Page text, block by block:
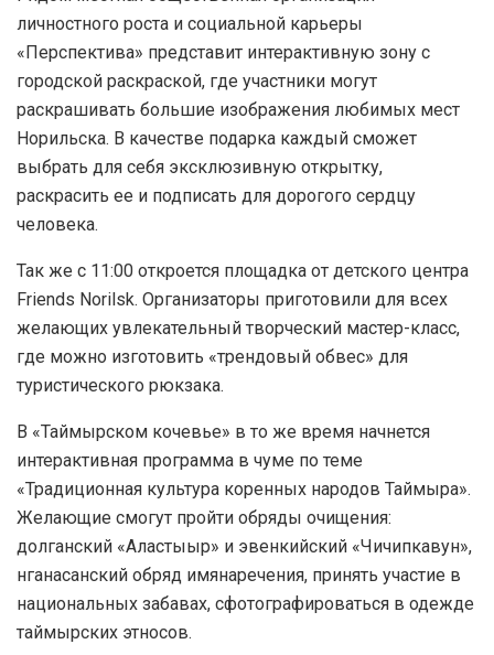
личностного роста и социальной карьеры
«Перспектива» представит интерактивную зону с
городской раскраской, где участники могут
раскрашивать большие изображения любимых мест
Норильска. В качестве подарка каждый сможет
выбрать для себя эксклюзивную открытку,
раскрасить ее и подписать для дорогого сердцу
человека.
Так же с 11:00 откроется площадка от детского центра
Friends Norilsk. Организаторы приготовили для всех
желающих увлекательный творческий мастер-класс,
где можно изготовить «трендовый обвес» для
туристического рюкзака.
В «Таймырском кочевье» в то же время начнется
интерактивная программа в чуме по теме
«Традиционная культура коренных народов Таймыра».
Желающие смогут пройти обряды очищения:
долганский «Аластыыр» и эвенкийский «Чичипкавун»,
нганасанский обряд имянаречения, принять участие в
национальных забавах, сфотографироваться в одежде
таймырских этносов.